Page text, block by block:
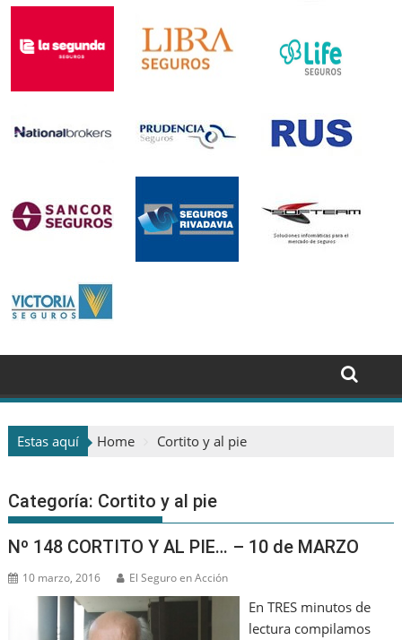
Estas aquí Home Cortito y al pie
Categoría: Cortito y al pie
Nº 148 CORTITO Y AL PIE… – 10 de MARZO
10 marzo, 2016 El Seguro en Acción
En TRES minutos de
lectura compilamos